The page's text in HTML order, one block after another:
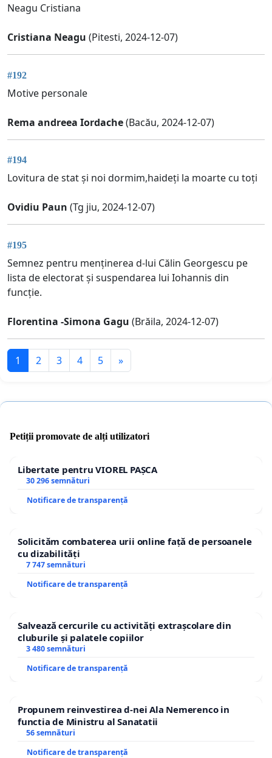
Neagu Cristiana
Cristiana Neagu (Pitesti, 2024-12-07)
#192
Motive personale
Rema andreea Iordache(Bacău, 2024-12-07)
#194
Lovitura de stat și noi dormim,haideți la moarte cu toți
Ovidiu Paun (Tg jiu, 2024-12-07)
#195
Semnez pentru menținerea d-lui Călin Georgescu pe
lista de electorat și suspendarea lui Iohannis din
funcție.
Florentina -Simona Gagu (Brăila, 2024-12-07)
1 2 3 4 5 »
Petiții promovate de alți utilizatori
Libertate pentru VIOREL PAȘCA
30 296 semnături
Notificare de transparență
Solicităm combaterea urii online față de persoanele
cu dizabilități
7 747 semnături
Notificare de transparență
Salvează cercurile cu activități extrașcolare din
cluburile și palatele copiilor
3 480 semnături
Notificare de transparență
Propunem reinvestirea d-nei Ala Nemerenco in
functia de Ministru al Sanatatii
56 semnături
Notificare de transparență